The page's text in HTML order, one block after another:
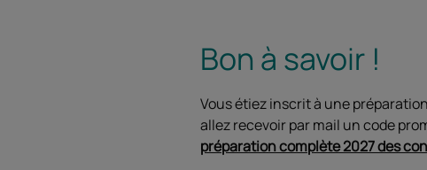
Bon à savoir !
Vous étiez inscrit à une
allez recevoir par mail un code
préparation complète 2027 des